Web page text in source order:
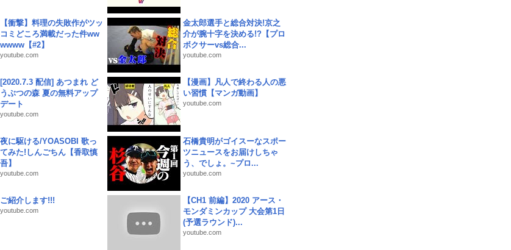
【衝撃】料理の失敗作がツッ
コミどころ満載だった件ww
wwww【#2】
youtube.com
金太郎選手と総合対決!京之
介が腕十字を決める!?【プロ
ボクサーvs総合...
youtube.com
[2020.7.3 配信] あつまれ ど
うぶつの森 夏の無料アップ
デート
youtube.com
【漫画】凡人で終わる人の悪
い習慣【マンガ動画】
youtube.com
夜に駆ける/YOASOBI 歌っ
てみた!しんごちん【香取慎
吾】
youtube.com
石橋貴明がゴイスーなスポー
ツニュースをお届けしちゃ
う、でしょ。~プロ...
youtube.com
ご紹介します!!!
youtube.com
【CH1 前編】2020 アース・
モンダミンカップ 大会第1日
(予選ラウンド)...
youtube.com